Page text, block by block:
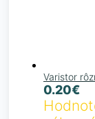
Varistor
0.20€